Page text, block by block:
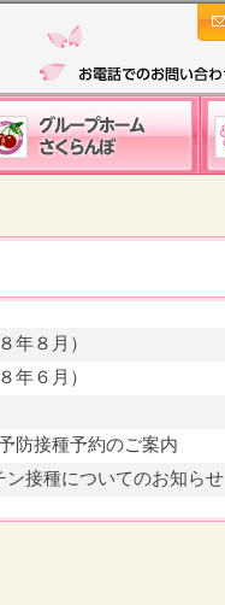
認知症高齢者施設
年８月）
年６月）
防接種予約のご案内
接種についてのお知らせ